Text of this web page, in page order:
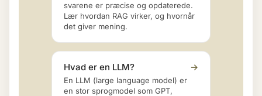
svarene er præcise og opdaterede.
Lær hvordan RAG virker, og hvornår
det giver mening.
Hvad er en LLM? →
En LLM (large language model) er
en stor sprogmodel som GPT,